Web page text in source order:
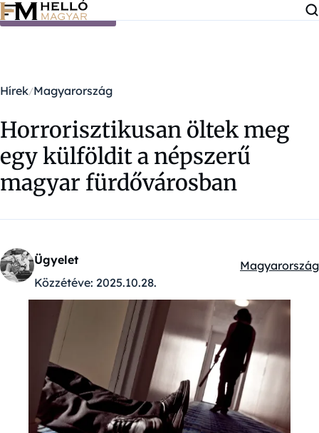
Ugrás a tartalomra
Hírek Magyarország
Horrorisztikusan öltek meg
egy külföldit a népszerű
magyar fürdővárosban
Ügyelet
Közzétéve: 2025.10.28.
Kategóriák:
Magyarország